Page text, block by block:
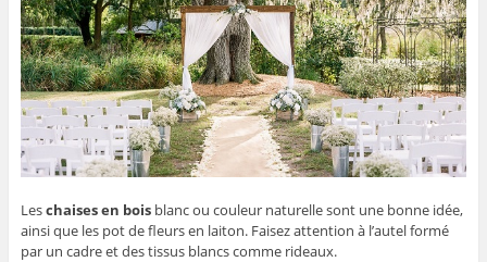
Leschaises en boisblanc ou couleur naturelle sont une bonne idée,
ainsi que les pot de fleurs en laiton. Faisez attention à l’autel formé
par un cadre et des tissus blancs comme rideaux.